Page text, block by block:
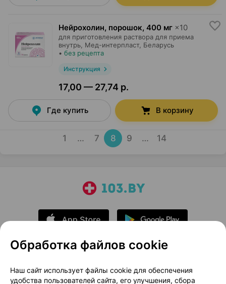
Нейрохолин, порошок, 400 мг ×10
для приготовления раствора для приема
внутрь, Мед-интерпласт, Беларусь
• без рецепта
Инструкция
17,00 — 27,74 р.
Где купить В корзину
1 … 7 8 9 … 14
О проекте
Новости проекта
Обработка файлов cookie
Наш сайт использует файлы cookie для обеспечения
удобства пользователей сайта, его улучшения, сбора